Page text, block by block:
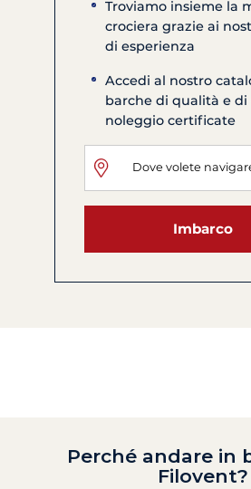
Troviamo insieme la
crociera grazie ai
di esperienza
Accedi al nostro
barche di qualità e di
noleggio certificate
Imbarco
Perché andare in
Filovent?